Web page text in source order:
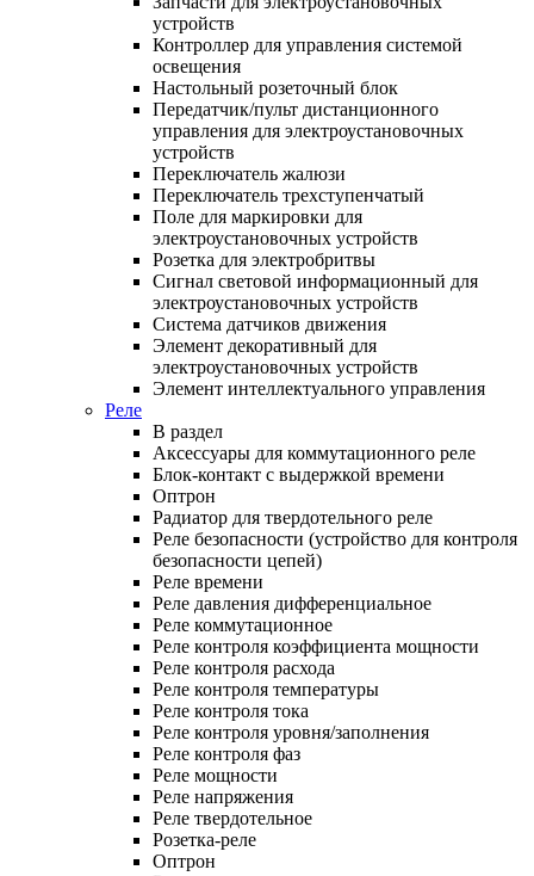
устройств
Контроллер для управления системой
освещения
Настольный розеточный блок
Передатчик/пульт дистанционного
управления для электроустановочных
устройств
Переключатель жалюзи
Переключатель трехступенчатый
Поле для маркировки для
электроустановочных устройств
Розетка для электробритвы
Сигнал световой информационный для
электроустановочных устройств
Система датчиков движения
Элемент декоративный для
электроустановочных устройств
Элемент интеллектуального управления
Реле
В раздел
Аксессуары для коммутационного реле
Блок-контакт с выдержкой времени
Оптрон
Радиатор для твердотельного реле
Реле безопасности (устройство для контроля
безопасности цепей)
Реле времени
Реле давления дифференциальное
Реле коммутационное
Реле контроля коэффициента мощности
Реле контроля расхода
Реле контроля температуры
Реле контроля тока
Реле контроля уровня/заполнения
Реле контроля фаз
Реле мощности
Реле напряжения
Реле твердотельное
Розетка-реле
Оптрон